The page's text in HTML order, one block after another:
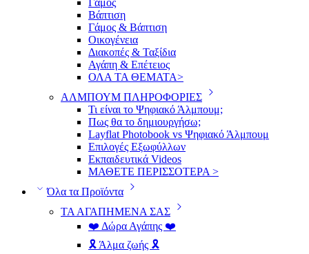
Βάπτιση
Γάμος & Βάπτιση
Οικογένεια
Διακοπές & Ταξίδια
Αγάπη & Επέτειος
ΟΛΑ ΤΑ ΘΕΜΑΤΑ>
ΑΛΜΠΟΥΜ ΠΛΗΡΟΦΟΡΙΕΣ
Τι είναι το Ψηφιακό Άλμπουμ;
Πως θα το δημιουργήσω;
Layflat Photobook vs Ψηφιακό Άλμπουμ
Επιλογές Εξωφύλλων
Εκπαιδευτικά Videos
ΜΑΘΕΤΕ ΠΕΡΙΣΣΟΤΕΡΑ >
Όλα τα Προϊόντα
ΤΑ ΑΓΑΠΗΜΕΝΑ ΣΑΣ
❤️ Δώρα Αγάπης ❤️
🎗️ Άλμα ζωής 🎗️